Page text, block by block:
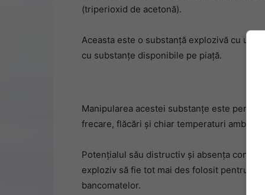
(triperioxid de acetonă).
Aceasta este o substanță explozivă cu un
cu substanțe disponibile pe piață.
Manipularea acestei substanțe este
frecare, flăcări și chiar temperaturi
Potențialul său distructiv și absența
exploziv să fie tot mai des folosit pentru
bancomatelor.